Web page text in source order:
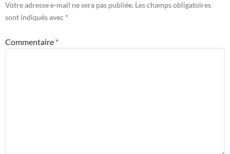
Votre adresse e-mail ne sera pas publiée. Les champs obligatoires
sont indiqués avec *
Commentaire *